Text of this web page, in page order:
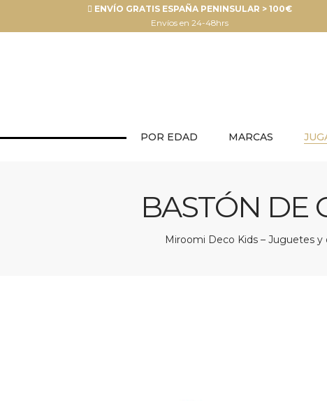
ENVÍO GRATIS ESPAÑA PENINSULAR > 100€
Envíos en 24-48hrs
POR EDAD MARCAS
BASTÓN DE
Miroomi Deco Kids – Juguetes y